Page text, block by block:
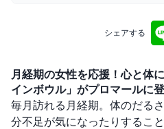
シェアする
月経期の女性を応援！心と体
インボウル」がプロマールに
毎月訪れる月経期。体のだる
分不足が気になったりするこ